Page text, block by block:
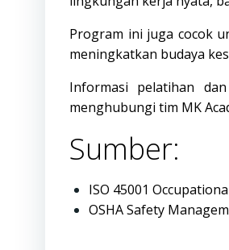
Program ini juga cocok
meningkatkan budaya
Informasi pelatihan
menghubungi tim MK
Sumber:
ISO 45001
OSHA Safety